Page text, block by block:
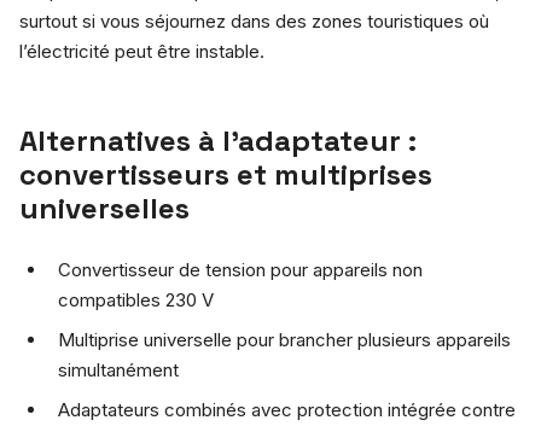
surtout si vous séjournez dans des zones touristiques où
l’électricité peut être instable.
Alternatives à l’adaptateur :
convertisseurs et multiprises
universelles
Convertisseur de tension pour appareils non
compatibles 230 V
Multiprise universelle pour brancher plusieurs appareils
simultanément
Adaptateurs combinés avec protection intégrée contre